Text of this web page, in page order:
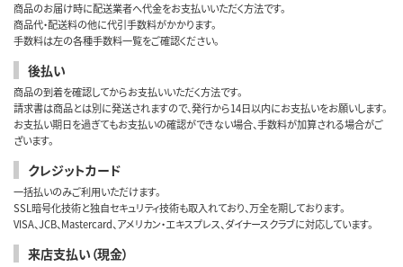
商品のお届け時に配送業者へ代金をお支払いいただく方法です。
商品代・配送料の他に代引手数料がかかります。
手数料は左の各種手数料一覧をご確認ください。
後払い
商品の到着を確認してからお支払いいただく方法です。
請求書は商品とは別に発送されますので、発行から14日以内にお支払いをお願いします。
お支払い期日を過ぎてもお支払いの確認ができない場合、手数料が加算される場合がご
ざいます。
クレジットカード
一括払いのみご利用いただけます。
SSL暗号化技術と独自セキュリティ技術も取入れており、万全を期しております。
VISA、JCB、Mastercard、アメリカン・エキスプレス、ダイナースクラブに対応しています。
来店支払い（現金）